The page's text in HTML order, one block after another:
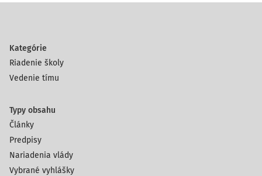
Kategórie
Riadenie školy
Vedenie tímu
Typy obsahu
Články
Predpisy
Nariadenia vlády
Vybrané vyhlášky